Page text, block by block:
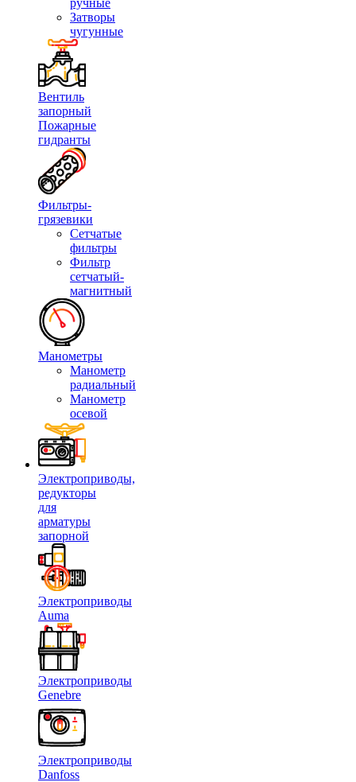
ручные
Затворы
чугунные
Вентиль
запорный
Пожарные
гидранты
Фильтры-
грязевики
Сетчатые
фильтры
Фильтр
сетчатый-
магнитный
Манометры
Манометр
радиальный
Манометр
осевой
Электроприводы,
редукторы
для
арматуры
запорной
Электроприводы
Auma
Электроприводы
Genebre
Электроприводы
Danfoss